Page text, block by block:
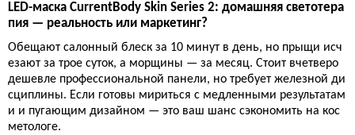
LED-маска CurrentBody Skin Series 2: домашняя светотера
пия — реальность или маркетинг?
Обещают салонный блеск за 10 минут в день, но прыщи исч
езают за трое суток, а морщины — за месяц. Стоит вчетверо
дешевле профессиональной панели, но требует железной ди
сциплины. Если готовы мириться с медленными результатам
и и пугающим дизайном — это ваш шанс сэкономить на кос
метологе.